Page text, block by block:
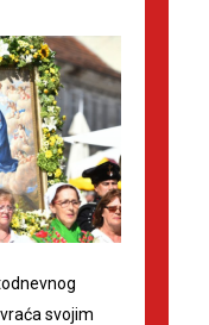
svojim